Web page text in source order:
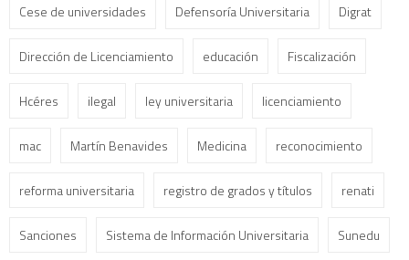
Cese de universidades Defensoría Universitaria Digrat
Dirección de Licenciamiento educación Fiscalización
Hcéres ilegal ley universitaria licenciamiento
mac Martín Benavides Medicina reconocimiento
reforma universitaria registro de grados y títulos renati
Sanciones Sistema de Información Universitaria Sunedu